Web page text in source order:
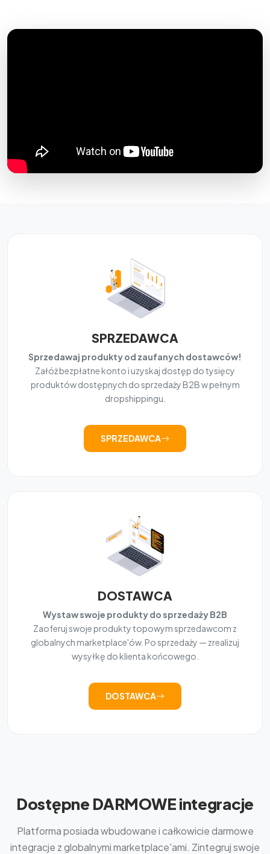
SPRZEDAWCA
Sprzedawaj produkty od zaufanych dostawców!
Załóż bezpłatne konto i uzyskaj dostęp do tysięcy
produktów dostępnych do sprzedaży B2B w pełnym
dropshippingu.
SPRZEDAWCA
DOSTAWCA
Wystaw swoje produkty do sprzedaży B2B
Zaoferuj swoje produkty topowym sprzedawcom z
globalnych marketplace'ów. Po sprzedaży — zrealizuj
wysyłkę do klienta końcowego.
DOSTAWCA
Dostępne DARMOWE integracje
Platforma posiada wbudowane i całkowicie darmowe
integracje z globalnymi marketplace'ami. Zintegruj swoje